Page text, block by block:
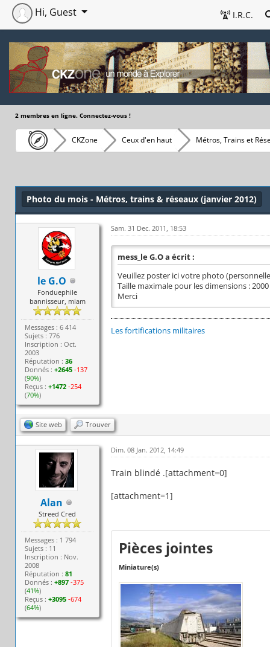
I.R.C.
Hi, Guest
2 membres en ligne. Connectez-vous !
CKZone Ceux d'en haut Métros, Trains et
Photo du mois - Métros, trains & réseaux (janvier 2012)
le G.O
Fonduephile
bannisseur, miam
Messages : 6 414
Sujets : 776
Inscription : Oct.
2003
Réputation :36
Donnés :+2645 -137
(90%)
Reçus :+1472 -254
(70%)
Sam. 31 Dec. 2011, 18:53
mess_le G.O a écrit :
Veuillez poster ici votre photo
Taille maximale pour les dimensions :
Merci
Les fortifications militaires
Site web Trouver
Alan
Streed Cred
Messages : 1 794
Sujets : 11
Inscription : Nov.
2008
Réputation :81
Donnés :+897 -375
(41%)
Reçus :+3095 -674
(64%)
Dim. 08 Jan. 2012, 14:49
Train blindé .[attachment=0]
[attachment=1]
Pièces jointes
Miniature(s)